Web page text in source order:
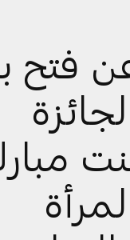
عن فتح